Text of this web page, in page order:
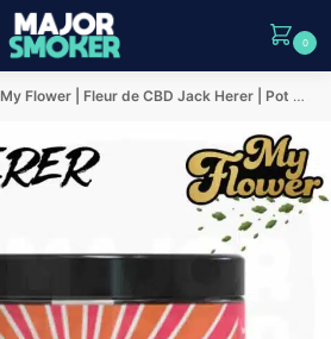
0
My Flower | Fleur de CBD Jack Herer | Pot de 5g